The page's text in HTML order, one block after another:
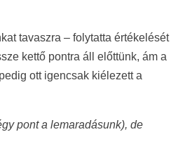
tavaszra – folytatta értékelését
kettő pontra áll előttünk, ám a
ott igencsak kiélezett a
pont a lemaradásunk), de